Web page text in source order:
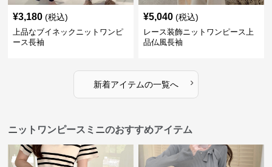
¥3,180 (税込)
上品なブイネックニットワンピ
ース長袖
¥5,040 (税込)
レース装飾ニットワンピース上
品仏風長袖
新着アイテムの一覧へ ›
ニットワンピースミニのおすすめアイテム